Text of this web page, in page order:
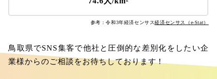
参考：令和3年経済センサス経済センサス（e-Stat）
鳥取県でSNS集客で他社と圧倒的な差別化をしたい企
業様からのご相談をお待ちしております！